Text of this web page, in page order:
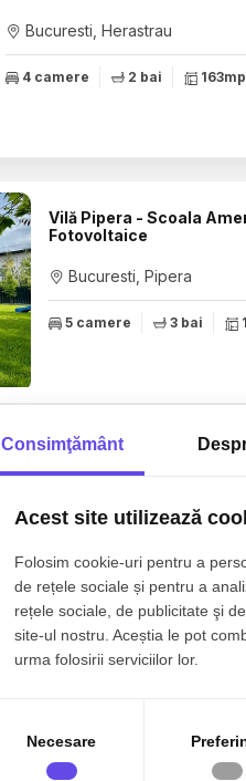
Bucuresti, Herastrau
4 camere 2 bai 163mp
Vilă Pipera - Scoala Americana | Teren 655 mp | Panouri
Fotovoltaice
Bucuresti, Pipera
5 camere 3 bai
Bucuresti, Unirii
3 camere 2 bai
Bucuresti, Pipera
Consimţământ
Acest site utilizează
Folosim cookie-uri pentru a
de rețele sociale și pentru a
rețele sociale, de publicitate şi
site-ul nostru. Aceștia le pot
urma folosirii serviciilor lor.
Necesare